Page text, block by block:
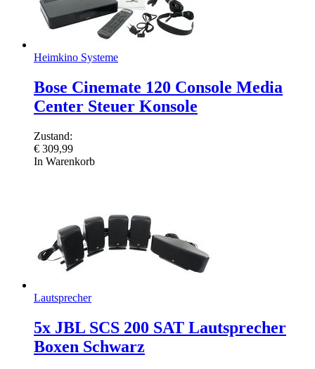
Heimkino Systeme
Bose Cinemate 120 Console Media
Center Steuer Konsole
Zustand:
€ 309,99
In Warenkorb
Lautsprecher
5x JBL SCS 200 SAT Lautsprecher
Boxen Schwarz